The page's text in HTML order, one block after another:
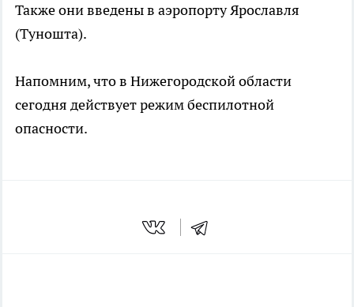
Также они введены в аэропорту Ярославля
(Туношта).
Напомним, что в Нижегородской области
сегодня действует режим беспилотной
опасности.